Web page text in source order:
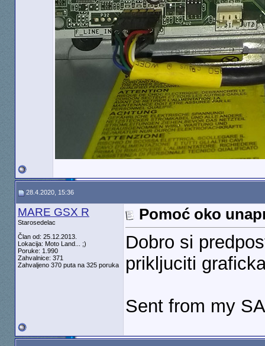
28.4.2020, 15:36
MARE GSX R
Starosedelac
Član od: 25.12.2013.
Lokacija: Moto Land... ;)
Poruke: 1.990
Zahvalnice: 371
Zahvaljeno 370 puta na 325 poruka
Pomoć oko
Dobro si
prikljuciti
Sent from my